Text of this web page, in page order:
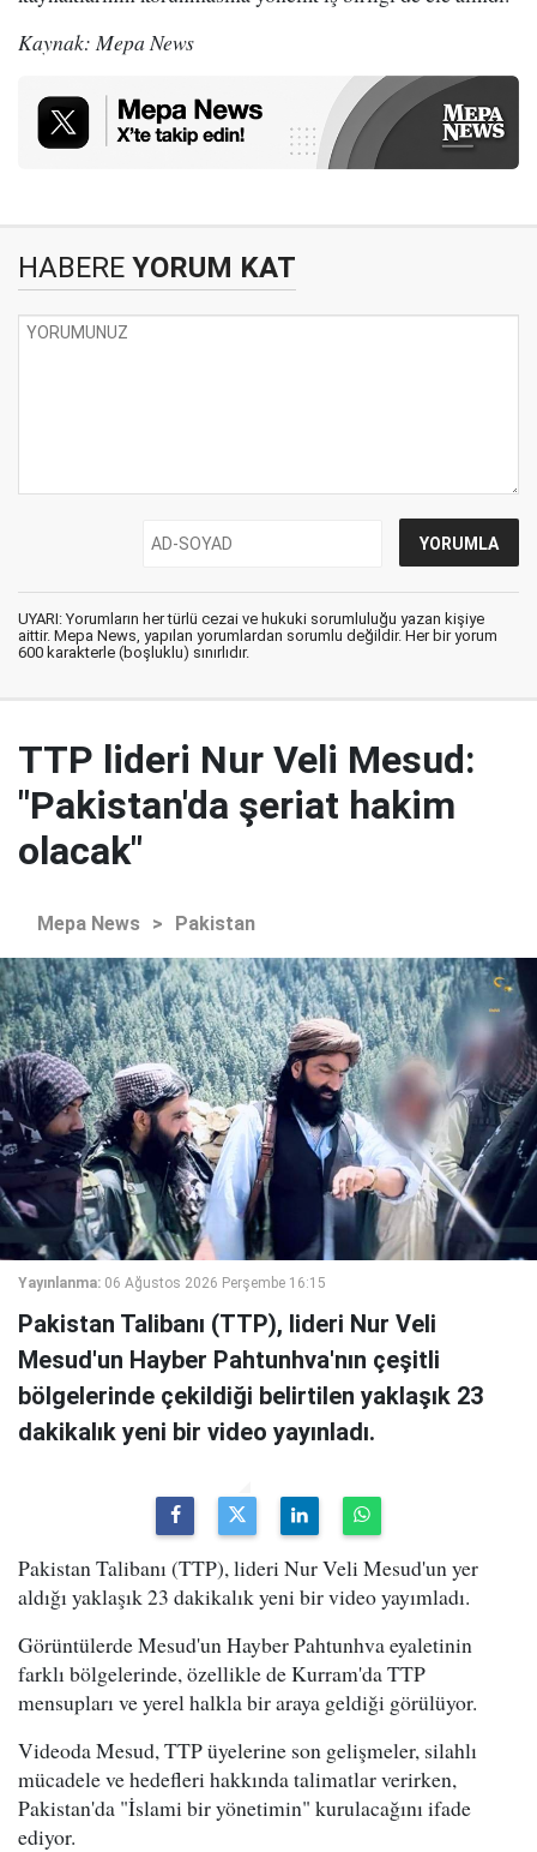
Kaynak: Mepa News
HABERE YORUM KAT
UYARI: Yorumların her türlü cezai ve hukuki sorumluluğu yazan kişiye
aittir. Mepa News, yapılan yorumlardan sorumlu değildir. Her bir yorum
600 karakterle (boşluklu) sınırlıdır.
TTP lideri Nur Veli Mesud:
"Pakistan'da şeriat hakim
olacak"
Mepa News > Pakistan
Yayınlanma: 06 Ağustos 2026 Perşembe 16:15
Pakistan Talibanı (TTP), lideri Nur Veli
Mesud'un Hayber Pahtunhva'nın çeşitli
bölgelerinde çekildiği belirtilen yaklaşık 23
dakikalık yeni bir video yayınladı.
Pakistan Talibanı (TTP), lideri Nur Veli Mesud'un yer
aldığı yaklaşık 23 dakikalık yeni bir video yayımladı.
Görüntülerde Mesud'un Hayber Pahtunhva eyaletinin
farklı bölgelerinde, özellikle de Kurram'da TTP
mensupları ve yerel halkla bir araya geldiği görülüyor.
Videoda Mesud, TTP üyelerine son gelişmeler, silahlı
mücadele ve hedefleri hakkında talimatlar verirken,
Pakistan'da "İslami bir yönetimin" kurulacağını ifade
ediyor.